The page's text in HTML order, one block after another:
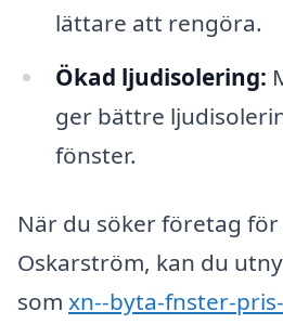
lättare att rengöra.
Ökad ljudisolering:
ger bättre
fönster.
När du söker företag
Oskarström, kan du
som xn--byta-fnster-